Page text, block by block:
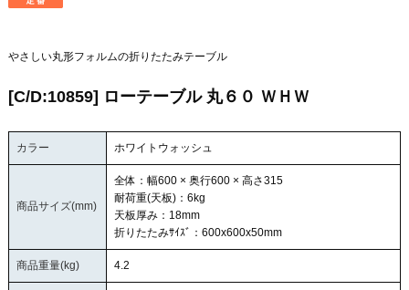
やさしい丸形フォルムの折りたたみテーブル
[C/D:10859] ローテーブル 丸６０ ＷＨＷ
カラー ホワイトウォッシュ
商品サイズ(mm)
全体：幅600 × 奥行600 × 高さ315
耐荷重(天板)：6kg
天板厚み：18mm
折りたたみｻｲｽﾞ：600x600x50mm
商品重量(kg) 4.2